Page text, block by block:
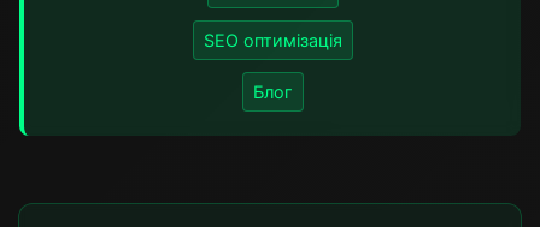
SEO оптимізація
Блог